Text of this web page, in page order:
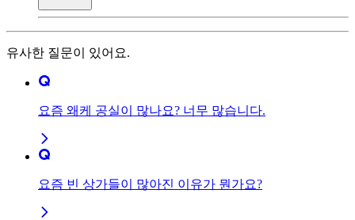
유사한 질문이 있어요.
요즘 왜케 공실이 많나요? 너무 많습니다.
요즘 빈 상가들이 많아진 이유가 뭔가요?